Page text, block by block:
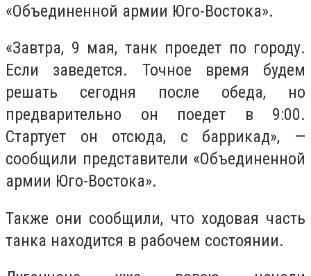
«Объединенной армии Юго-Востока».
«Завтра, 9 мая, танк проедет по городу.
Если заведется. Точное время будем
решать сегодня после обеда, но
предварительно он поедет в 9:00.
Стартует он отсюда, с баррикад», —
сообщили представители «Объединенной
армии Юго-Востока».
Также они сообщили, что ходовая часть
танка находится в рабочем состоянии.